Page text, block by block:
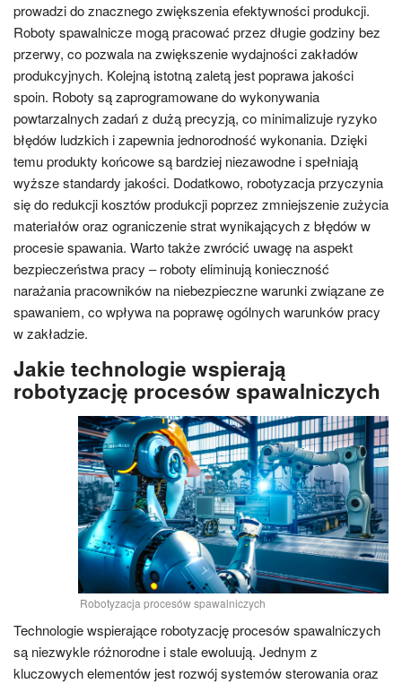
prowadzi do znacznego zwiększenia efektywności produkcji.
Roboty spawalnicze mogą pracować przez długie godziny bez
przerwy, co pozwala na zwiększenie wydajności zakładów
produkcyjnych. Kolejną istotną zaletą jest poprawa jakości
spoin. Roboty są zaprogramowane do wykonywania
powtarzalnych zadań z dużą precyzją, co minimalizuje ryzyko
błędów ludzkich i zapewnia jednorodność wykonania. Dzięki
temu produkty końcowe są bardziej niezawodne i spełniają
wyższe standardy jakości. Dodatkowo, robotyzacja przyczynia
się do redukcji kosztów produkcji poprzez zmniejszenie zużycia
materiałów oraz ograniczenie strat wynikających z błędów w
procesie spawania. Warto także zwrócić uwagę na aspekt
bezpieczeństwa pracy – roboty eliminują konieczność
narażania pracowników na niebezpieczne warunki związane ze
spawaniem, co wpływa na poprawę ogólnych warunków pracy
w zakładzie.
Jakie technologie wspierają
robotyzację procesów spawalniczych
Robotyzacja procesów spawalniczych
Technologie wspierające robotyzację procesów spawalniczych
są niezwykle różnorodne i stale ewoluują. Jednym z
kluczowych elementów jest rozwój systemów sterowania oraz